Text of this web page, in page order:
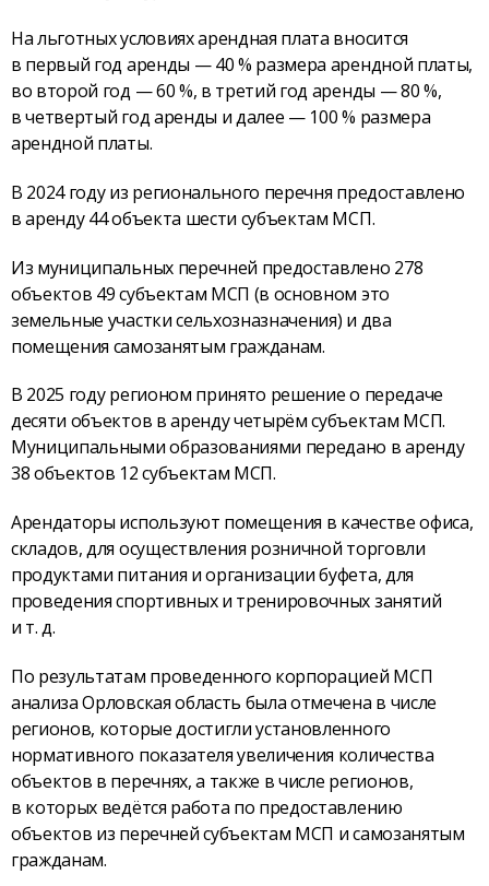
На льготных условиях арендная плата вносится
в первый год аренды — 40 % размера арендной платы,
во второй год — 60 %, в третий год аренды — 80 %,
в четвертый год аренды и далее — 100 % размера
арендной платы.
В 2024 году из регионального перечня предоставлено
в аренду 44 объекта шести субъектам МСП.
Из муниципальных перечней предоставлено 278
объектов 49 субъектам МСП (в основном это
земельные участки сельхозназначения) и два
помещения самозанятым гражданам.
В 2025 году регионом принято решение о передаче
десяти объектов в аренду четырём субъектам МСП.
Муниципальными образованиями передано в аренду
38 объектов 12 субъектам МСП.
Арендаторы используют помещения в качестве офиса,
складов, для осуществления розничной торговли
продуктами питания и организации буфета, для
проведения спортивных и тренировочных занятий
и т. д.
По результатам проведенного корпорацией МСП
анализа Орловская область была отмечена в числе
регионов, которые достигли установленного
нормативного показателя увеличения количества
объектов в перечнях, а также в числе регионов,
в которых ведётся работа по предоставлению
объектов из перечней субъектам МСП и самозанятым
гражданам.